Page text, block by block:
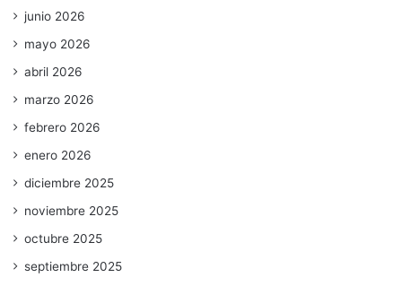
junio 2026
mayo 2026
abril 2026
marzo 2026
febrero 2026
enero 2026
diciembre 2025
noviembre 2025
octubre 2025
septiembre 2025